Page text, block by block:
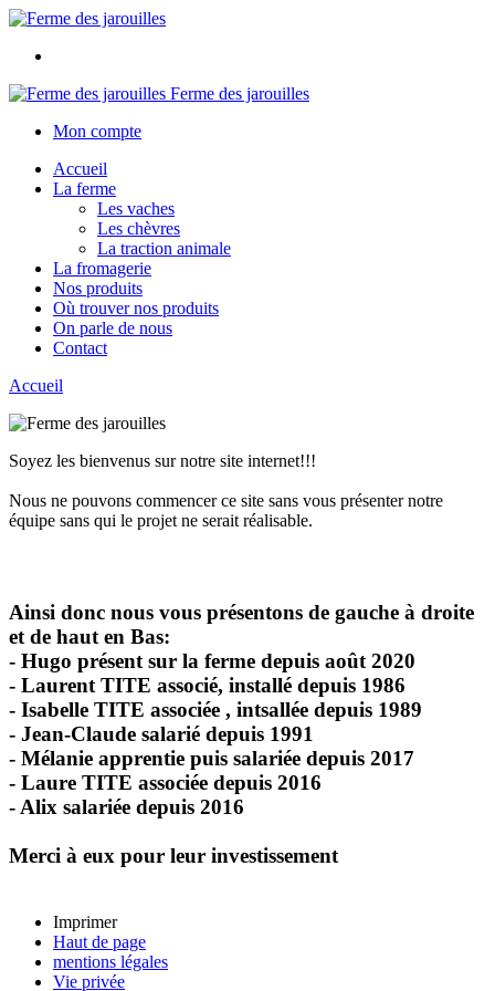
Ferme des jarouilles
Mon compte
Accueil
La ferme
Les vaches
Les chèvres
La traction animale
La fromagerie
Nos produits
Où trouver nos produits
On parle de nous
Contact
Accueil
Soyez les bienvenus sur notre site internet!!!
Nous ne pouvons commencer ce site sans vous présenter notre
équipe sans qui le projet ne serait réalisable.
Ainsi donc nous vous présentons de gauche à droite
et de haut en Bas:
- Hugo présent sur la ferme depuis août 2020
- Laurent TITE associé, installé depuis 1986
- Isabelle TITE associée , intsallée depuis 1989
- Jean-Claude salarié depuis 1991
- Mélanie apprentie puis salariée depuis 2017
- Laure TITE associée depuis 2016
- Alix salariée depuis 2016
Merci à eux pour leur investissement
Imprimer
Haut de page
mentions légales
Vie privée